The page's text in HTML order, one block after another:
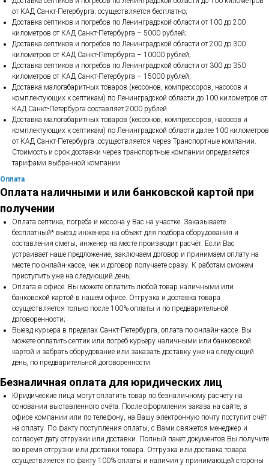
от КАД Санкт-Петербурга; осуществляется бесплатно;
Доставка септиков и погребов по Ленинградской области от 100 до 200
километров от КАД Санкт-Петербурга – 5000 рублей;
Доставка септиков и погребов по Ленинградской области от 200 до 300
километров от КАД Санкт-Петербурга – 10000 рублей;
Доставка септиков и погребов по Ленинградской области от 300 до 350
километров от КАД Санкт-Петербурга – 15000 рублей;
Доставка малогабаритных товаров (кессонов, компрессоров, насосов и
комплектующих к септикам) по Ленинградской области до 100 километров от
КАД Санкт-Петербурга составляет 2000 рублей.
Доставка малогабаритных товаров (кессонов, компрессоров, насосов и
комплектующих к септикам) по Ленинградской области далее 100 километров
от КАД Санкт-Петербурга ;осуществляется через Транспортные компании.
Стоимость и срок доставки через транспортные компании определяется
тарифами выбранной компании
Оплата
Оплата наличными и или банковской картой при
получении
Оплата септика, погреба и кессона у Вас на участке. Заказываете
бесплатный* выезд инженера на объект для подбора оборудования и
составления сметы, инженер на месте производит расчёт. Если Вас
устраивает наше предложение, заключаем договор и принимаем оплату на
месте по онлайн-кассе, чек и договор получаете сразу. К работам сможем
приступить уже на следующий день;
Оплата в офисе. Вы можете оплатить любой товар наличными или
банковской картой в нашем офисе. Отгрузка и доставка товара
осуществляется только после 100% оплаты и по предварительной
договоренности;
Выезд курьера в пределах Санкт-Петербурга, оплата по онлайн-кассе. Вы
можете оплатить септик или погреб курьеру наличными или банковской
картой и забрать оборудование или заказать доставку уже на следующий
день, по предварительной договоренности.
Безналичная оплата для юридических лиц
Юридические лица могут оплатить товар по безналичному расчету на
основании выставленного счёта. После оформления заказа на сайте, в
офисе компании или по телефону, на Вашу электронную почту поступит счёт
на оплату. По факту поступления оплаты, с Вами свяжется менеджер и
согласует дату отгрузки или доставки. Полный пакет документов Вы получите
во время отгрузки или доставки товара. Отгрузка или доставка товара
осуществляется по факту 100% оплаты и наличия у принимающей стороны